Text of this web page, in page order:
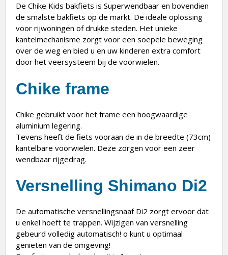
De Chike Kids bakfiets is Superwendbaar en bovendien
de smalste bakfiets op de markt. De ideale oplossing
voor rijwoningen of drukke steden. Het unieke
kantelmechanisme zorgt voor een soepele beweging
over de weg en bied u en uw kinderen extra comfort
door het veersysteem bij de voorwielen.
Chike frame
Chike gebruikt voor het frame een hoogwaardige
aluminium legering.
Tevens heeft de fiets vooraan de in de breedte (73cm)
kantelbare voorwielen. Deze zorgen voor een zeer
wendbaar rijgedrag.
Versnelling Shimano Di2
De automatische versnellingsnaaf Di2 zorgt ervoor dat
u enkel hoeft te trappen. Wijzigen van versnelling
gebeurd volledig automatisch! o kunt u optimaal
genieten van de omgeving!